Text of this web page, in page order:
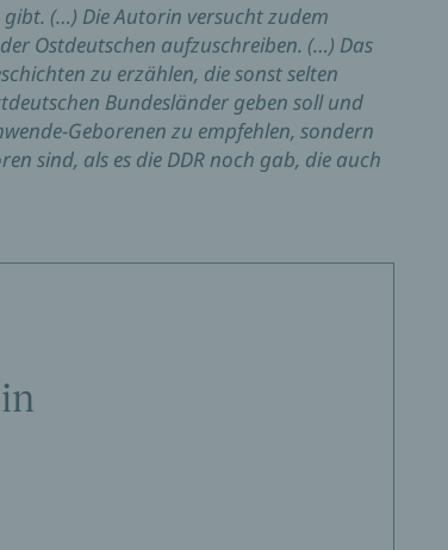
(…) Die Autorin versucht zudem
Ostdeutschen aufzuschreiben. (…) Das
zu erzählen, die sonst selten
Bundesländer geben soll und
Geborenen zu empfehlen, sondern
sind, als es die DDR noch gab, die auch